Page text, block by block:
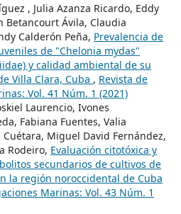
, Julia Azanza Ricardo, Eddy
Betancourt Ávila, Claudia
Calderón Peña, Prevalencia de
de "Chelonia mydas"
y calidad ambiental de su
Villa Clara, Cuba , Revista de
Vol. 41 Núm. 1 (2021)
Laurencio, Ivones
Fabiana Fuentes, Valia
Miguel David Fernández,
Rodeiro, Evaluación citotóxica y
secundarios de cultivos de
la región noroccidental de Cuba
Marinas: Vol. 43 Núm. 1